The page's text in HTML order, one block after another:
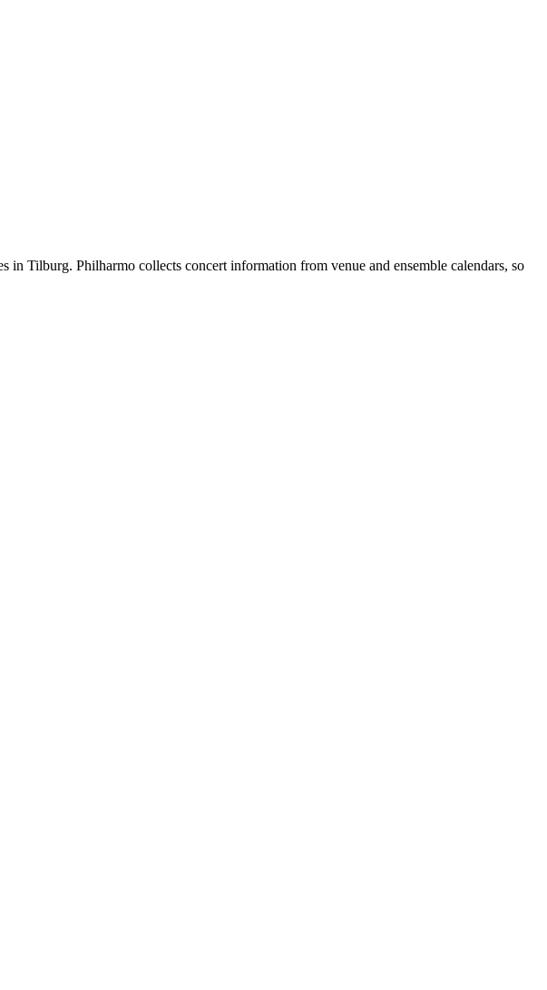
Tilburg. Philharmo collects concert information from venue and ensemble calendars, so